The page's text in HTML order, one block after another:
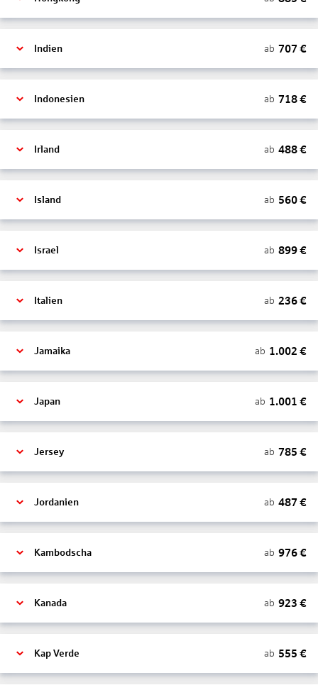
Indien ab 707 €
Indonesien ab 718€
Irland ab 488€
Island ab 560€
Israel ab 899€
Italien ab 236€
Jamaika ab 1.002 €
Japan ab 1.001 €
Jersey ab 785 €
Jordanien ab 487 €
Kambodscha ab 976€
Kanada ab 923 €
Kap Verde ab 555 €